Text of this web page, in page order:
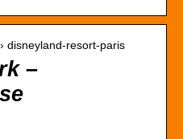
disneyland-resort-paris
–